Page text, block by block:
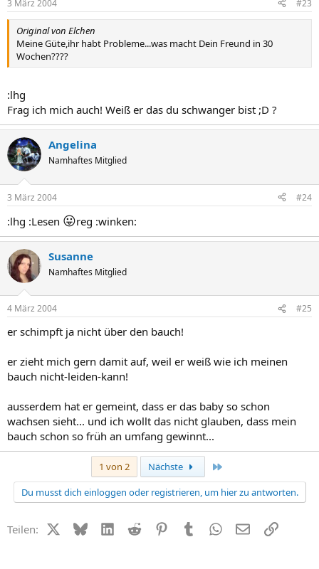
3 März 2004 #23
Original von Elchen
Meine Güte,ihr habt Probleme...was macht Dein Freund in 30
Wochen????
:lhg
Frag ich mich auch! Weiß er das du schwanger bist ;D ?
Angelina
Namhaftes Mitglied
3 März 2004 #24
:lhg :Lesen 😛reg :winken:
Susanne
Namhaftes Mitglied
4 März 2004 #25
er schimpft ja nicht über den bauch!
er zieht mich gern damit auf, weil er weiß wie ich meinen
bauch nicht-leiden-kann!
ausserdem hat er gemeint, dass er das baby so schon
wachsen sieht... und ich wollt das nicht glauben, dass mein
bauch schon so früh an umfang gewinnt...
1 von 2 Nächste
Du musst dich einloggen oder registrieren, um hier zu antworten.
Teilen: X (Twitter)
BlueskyLinkedIn
Reddit PinterestTumblr WhatsApp
E-MailLink